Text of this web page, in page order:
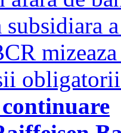
subsidiara
continuare